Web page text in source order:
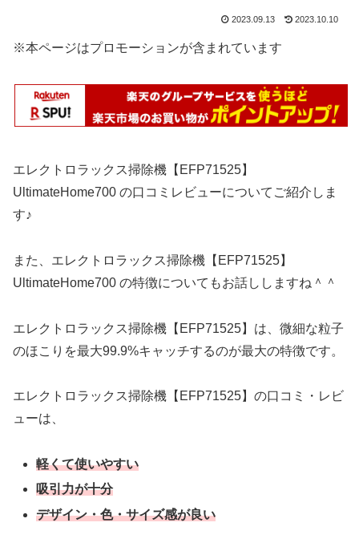
2023.09.13 2023.10.10
※本ページはプロモーションが含まれています
エレクトロラックス掃除機【EFP71525】
UltimateHome700 の口コミレビューについてご紹介しま
す♪
また、エレクトロラックス掃除機【EFP71525】
UltimateHome700 の特徴についてもお話ししますね＾＾
エレクトロラックス掃除機【EFP71525】は、微細な粒子
のほこりを最大99.9%キャッチするのが最大の特徴です。
エレクトロラックス掃除機【EFP71525】の口コミ・レビ
ューは、
軽くて使いやすい
吸引力が十分
デザイン・色・サイズ感が良い